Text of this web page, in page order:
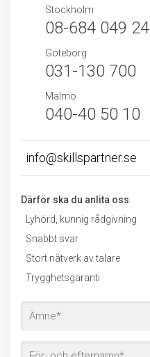
Stockholm
08-684 049 24
Göteborg
031-130 700
Malmö
040-40 50 10
info@skillspartner.se
Därför ska du anlita oss
Lyhörd, kunnig rådgivning
Snabbt svar
Stort nätverk av talare
Trygghetsgaranti